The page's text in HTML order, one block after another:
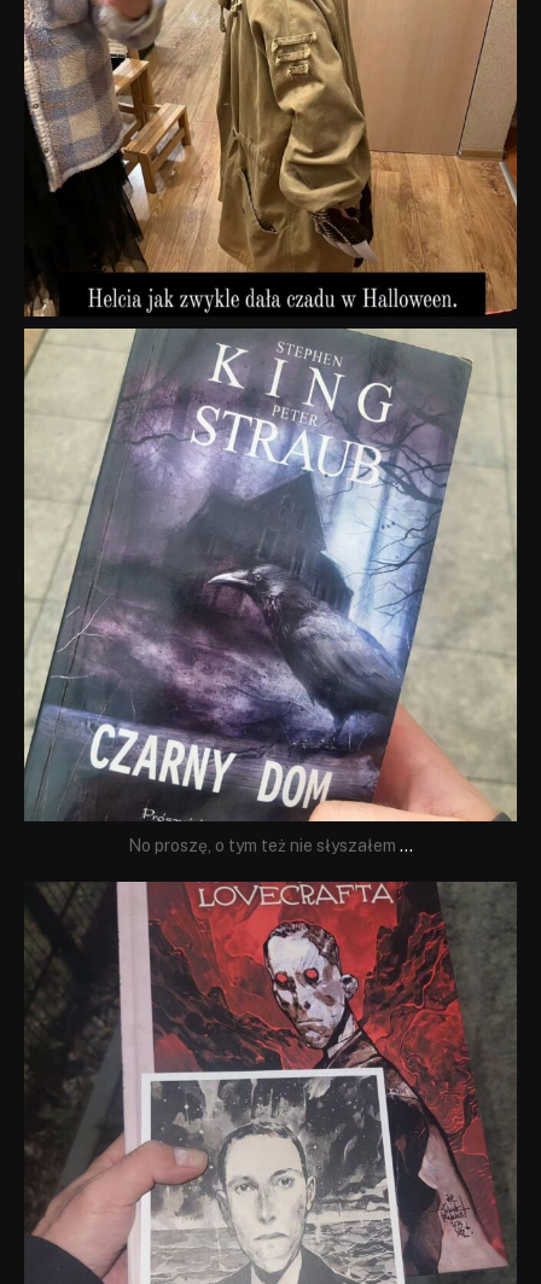
dobryhorror
Wrz 23
No proszę, o tym też nie słyszałem ...
dobryhorror
Wrz 19